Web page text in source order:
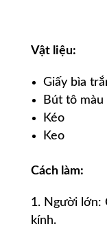
Vật liệu:
Giấy bìa
Bút tô màu
Kéo
Keo
Cách làm:
Người lớn:
kính.